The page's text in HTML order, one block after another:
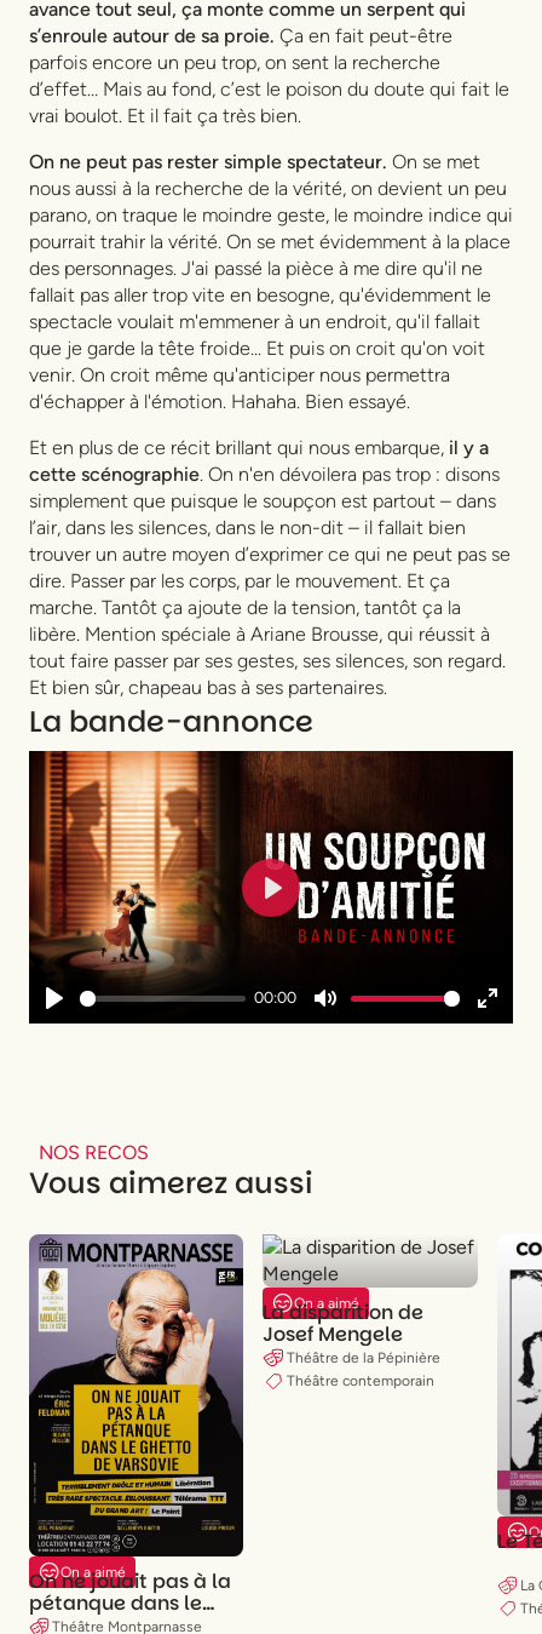
avance tout seul, ça monte comme un serpent qui
s’enroule autour de sa proie. Ça en fait peut-être
parfois encore un peu trop, on sent la recherche
d’effet… Mais au fond, c’est le poison du doute qui fait le
vrai boulot. Et il fait ça très bien.
On ne peut pas rester simple spectateur. On se met
nous aussi à la recherche de la vérité, on devient un peu
parano, on traque le moindre geste, le moindre indice qui
pourrait trahir la vérité. On se met évidemment à la place
des personnages. J'ai passé la pièce à me dire qu'il ne
fallait pas aller trop vite en besogne, qu'évidemment le
spectacle voulait m'emmener à un endroit, qu'il fallait
que je garde la tête froide... Et puis on croit qu'on voit
venir. On croit même qu'anticiper nous permettra
d'échapper à l'émotion. Hahaha. Bien essayé.
Et en plus de ce récit brillant qui nous embarque, il y a
cette scénographie. On n'en dévoilera pas trop : disons
simplement que puisque le soupçon est partout – dans
l’air, dans les silences, dans le non-dit – il fallait bien
trouver un autre moyen d’exprimer ce qui ne peut pas se
dire. Passer par les corps, par le mouvement. Et ça
marche. Tantôt ça ajoute de la tension, tantôt ça la
libère. Mention spéciale à Ariane Brousse, qui réussit à
tout faire passer par ses gestes, ses silences, son regard.
Et bien sûr, chapeau bas à ses partenaires.
La bande-annonce
Play
00:00
Mute
Enter
Play
NOS RECOS
Vous aimerez aussi
On a aimé
On ne jouait pas à la
pétanque dans le
ghetto de Varsovie
Théâtre Montparnasse
On a aimé
La disparition de
Josef Mengele
Théâtre de la Pépinière
Théâtre contemporain
Le
La